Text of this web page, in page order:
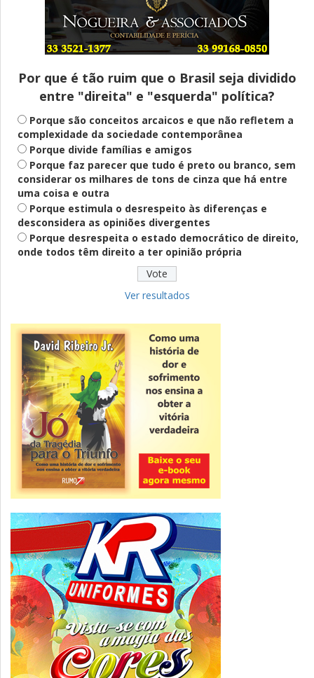
Entenda
Pix Pensão Alimentícia: entenda o que é
e como solicitar
Saúde Mental
Plataforma oferece escuta em saúde
mental para jovens no SUS Digital
Definido
PT lança Patrus Ananias como candidato
ao governo de Minas Gerais
Fies: pré-selecionados têm até terça
para complementar informações
Novidade
CNPJ alfanumérico começa a ser emitido
nesta sexta
ver todas »
Por que é tão ruim que o Brasil seja dividido
entre "direita" e "esquerda" política?
Porque são conceitos arcaicos e que não refletem a
complexidade da sociedade contemporânea
Porque divide famílias e amigos
Porque faz parecer que tudo é preto ou branco, sem
considerar os milhares de tons de cinza que há entre
uma coisa e outra
Porque estimula o desrespeito às diferenças e
desconsidera as opiniões divergentes
Porque desrespeita o estado democrático de direito,
onde todos têm direito a ter opinião própria
Ver resultados